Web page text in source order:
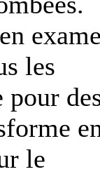
les
pour
le